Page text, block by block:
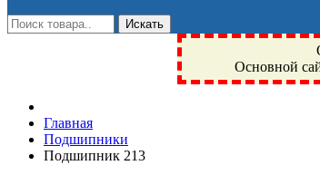
Основной
Фрязино, Антал+, плюс, Свердловский,
техника, сварочные аппараты, NIS, NSK,
NTN, SKF, купить, заказать
Главная
Подшипники
Подшипник 213